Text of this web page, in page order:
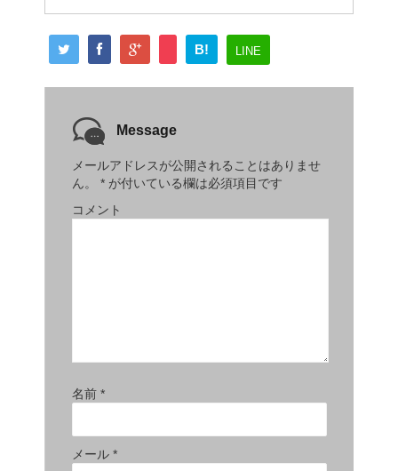
B! LINE
Message
メールアドレスが公開されることはありませ
ん。
* が付いている欄は必須項目です
コメント
名前 *
メール *